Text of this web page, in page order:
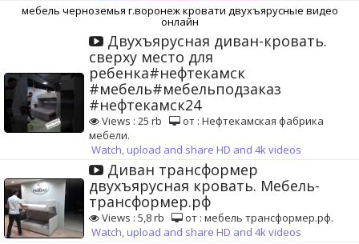
мебель черноземья г.воронеж кровати двухъярусные видео
онлайн
Двухъярусная диван-кровать.
сверху место для
ребенка#нефтекамск
#мебель#мебельподзаказ
#нефтекамск24
Views : 25 rb
от : Нефтекамская фабрика
мебели.
Watch, upload and share HD and 4k videos
Диван трансформер
двухъярусная кровать. Мебель-
трансформер.рф
Views : 5,8 rb
от : мебель трансформер.рф.
Watch, upload and share HD and 4k videos